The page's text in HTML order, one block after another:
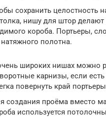
сохранить целостность
нишу для штор
короба. Портьеры,
полотна.
широких нишах можно
карнизы, если
повернуть край
создания проёма вместо
используется